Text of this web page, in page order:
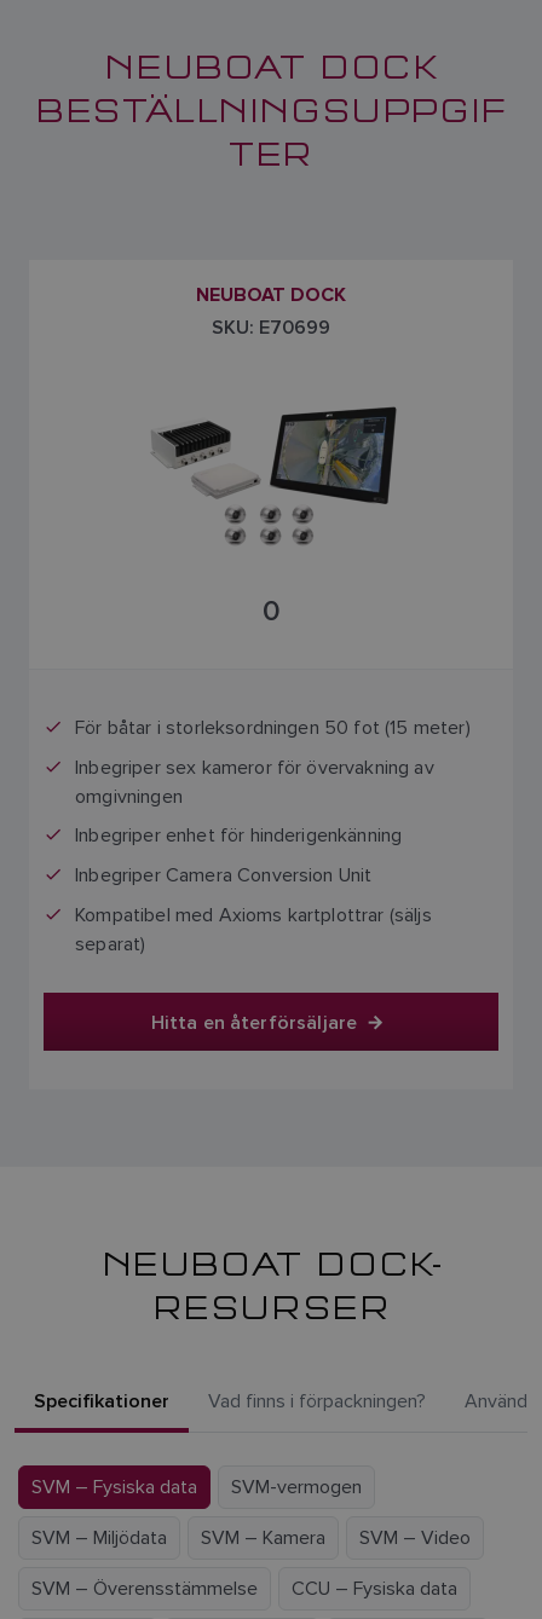
NEUBOAT DOCK
BESTÄLLNINGSUPPGIF
TER
NEUBOAT DOCK
SKU: E70699
0
För båtar i storleksordningen 50 fot (15 meter)
Inbegriper sex kameror för övervakning av
omgivningen
Inbegriper enhet för hinderigenkänning
Inbegriper Camera Conversion Unit
Kompatibel med Axioms kartplottrar (säljs
separat)
Hitta en återförsäljare
NEUBOAT DOCK-
RESURSER
Specifikationer Vad finns i förpackningen?
SVM – Fysiska data SVM-vermogen
SVM – Miljödata SVM – Kamera SVM – Video
SVM – Överensstämmelse CCU – Fysiska data